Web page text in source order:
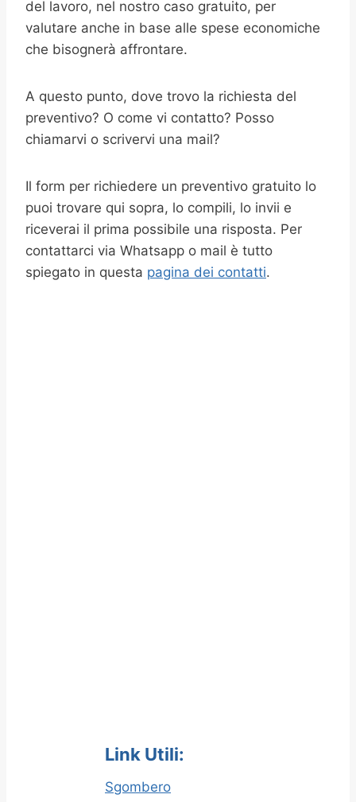
del lavoro, nel nostro caso gratuito, per
valutare anche in base alle spese economiche
che bisognerà affrontare.
A questo punto, dove trovo la richiesta del
preventivo? O come vi contatto? Posso
chiamarvi o scrivervi una mail?
Il form per richiedere un preventivo gratuito lo
puoi trovare qui sopra, lo compili, lo invii e
riceverai il prima possibile una risposta. Per
contattarci via Whatsapp o mail è tutto
spiegato in questa pagina dei contatti.
Link Utili:
Sgombero